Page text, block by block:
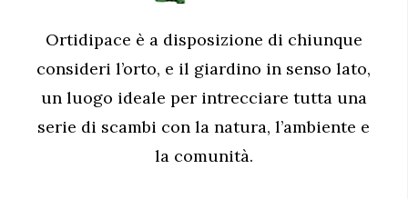
Ortidipace è a disposizione di chiunque
consideri l’orto, e il giardino in senso lato,
un luogo ideale per intrecciare tutta una
serie di scambi con la natura, l’ambiente e
la comunità.